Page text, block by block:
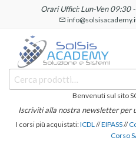
contenuto
Orari Uffici: Lun-Ven 09:30
SOLSIS
Academy
Corsi e
Certificazioni
Linguistiche
Benvenuti sul sito
Iscriviti alla nostra newsletter per
I corsi più acquistati:ICDL//EIPASS//
Corso